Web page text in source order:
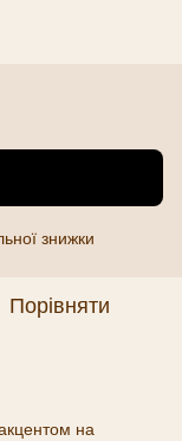
знижки
Порівняти
на